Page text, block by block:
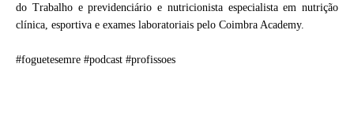
do Trabalho e previdenciário e nutricionista especialista em nutrição
clínica, esportiva e exames laboratoriais pelo Coimbra Academy.
#foguetesemre #podcast #profissoes